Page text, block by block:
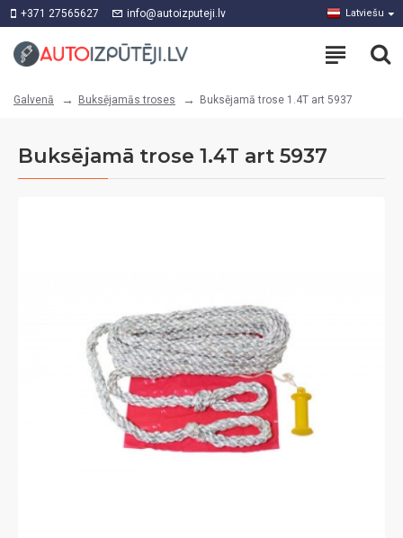
+371 27565627 info@autoizputeji.lv Latviešu
Galvenā Buksējamās troses Buksējamā trose 1.4T art 5937
Buksējamā trose 1.4T art 5937